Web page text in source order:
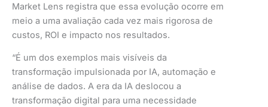
Market Lens registra que essa evolução ocorre em
meio a uma avaliação cada vez mais rigorosa de
custos, ROI e impacto nos resultados.
“É um dos exemplos mais visíveis da
transformação impulsionada por IA, automação e
análise de dados. A era da IA deslocou a
transformação digital para uma necessidade